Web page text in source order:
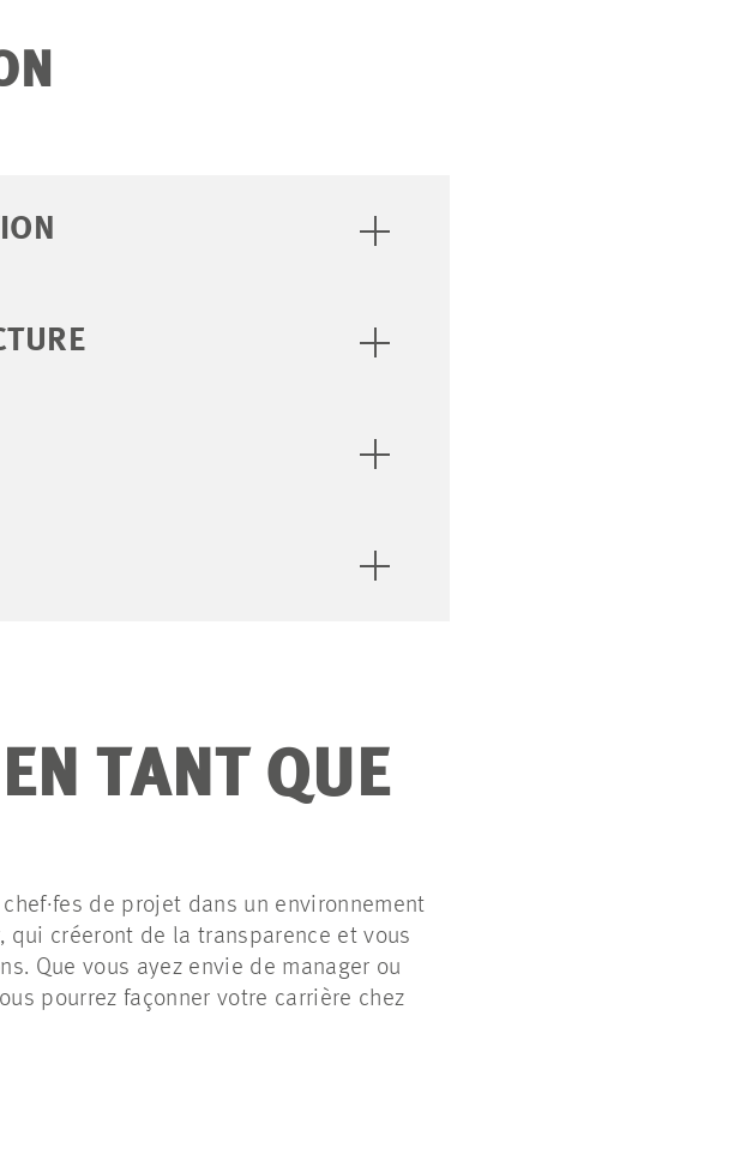
TANT QUE
de projet dans un environnement
créeront de la transparence et vous
Que vous ayez envie de manager ou
pourrez façonner votre carrière chez